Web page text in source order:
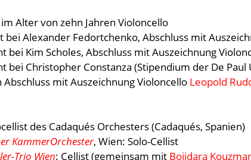
Alter von zehn Jahren Violoncello
bei Alexander Fedortchenko, Abschluss mit
bei Kim Scholes, Abschluss mit Auszeichnung
bei Christopher Constanza (Stipendium der De
Abschluss mit Auszeichnung Violoncello Leopold
des Cadaqués Orchesters (Cadaqués, Spanien)
KammerOrchester, Wien: Solo-Cellist
Trio Wien: Cellist (gemeinsam mit Bojidara